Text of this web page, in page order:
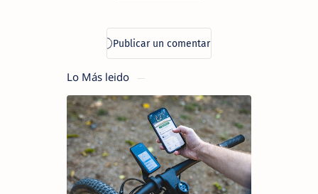
Lo Más leido